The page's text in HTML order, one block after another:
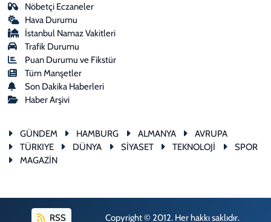
Nöbetçi Eczaneler
Hava Durumu
İstanbul Namaz Vakitleri
Trafik Durumu
Puan Durumu ve Fikstür
Tüm Manşetler
Son Dakika Haberleri
Haber Arşivi
GÜNDEM HAMBURG ALMANYA
AVRUPA
TÜRKIYE
DÜNYA SİYASET TEKNOLOJİ
SPOR
MAGAZİN
RSS Copyright © 2012. Her hakkı saklıdır.